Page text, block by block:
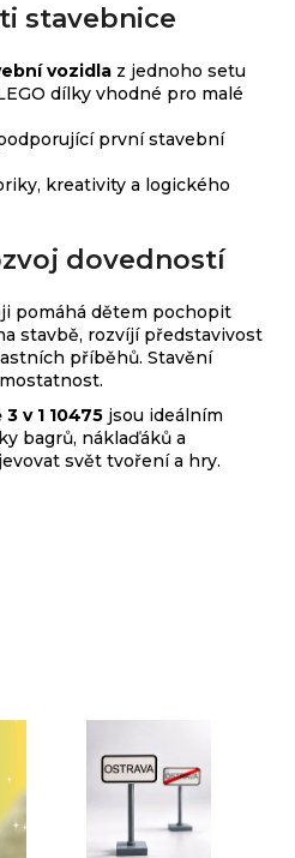
stavebnice
vozidla z jednoho setu
dílky vhodné pro malé
první stavební
kreativity a logického
dovedností
pomáhá dětem pochopit
stavbě, rozvíjí představivost
příběhů. Stavění
v 1 10475 jsou ideálním
bagrů, náklaďáků a
svět tvoření a hry.